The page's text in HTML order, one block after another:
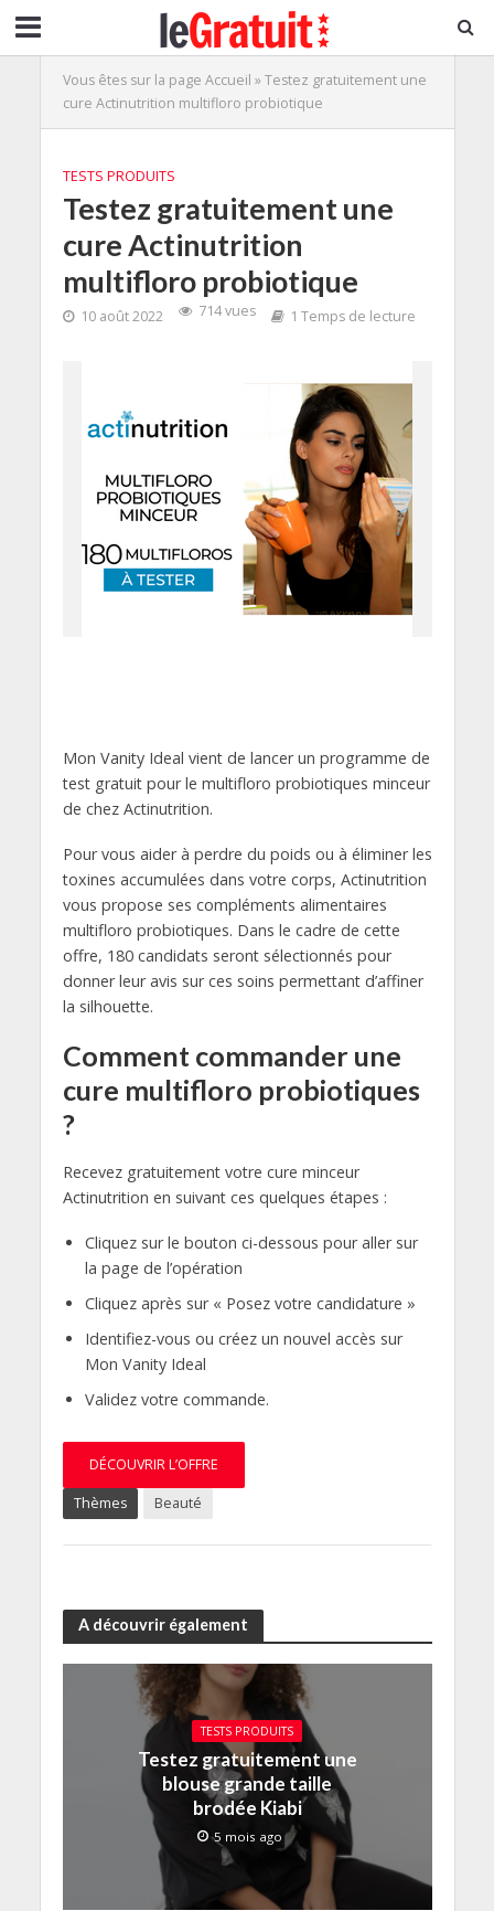
Vous êtes sur la page Accueil »Testez gratuitement une
cure Actinutrition multifloro probiotique
TESTS PRODUITS
Testez gratuitement une
cure Actinutrition
multifloro probiotique
10 août 2022 714 vues 1 Temps de lecture
Mon Vanity Ideal vient de lancer un programme de
test gratuit pour le multifloro probiotiques minceur
de chez Actinutrition.
Pour vous aider à perdre du poids ou à éliminer les
toxines accumulées dans votre corps, Actinutrition
vous propose ses compléments alimentaires
multifloro probiotiques. Dans le cadre de cette
offre, 180 candidats seront sélectionnés pour
donner leur avis sur ces soins permettant d’affiner
la silhouette.
Comment commander une
cure multifloro probiotiques
?
Recevez gratuitement votre cure minceur
Actinutrition en suivant ces quelques étapes :
Cliquez sur le bouton ci-dessous pour aller sur
la page de l’opération
Cliquez après sur « Posez votre candidature »
Identifiez-vous ou créez un nouvel accès sur
Mon Vanity Ideal
Validez votre commande.
DÉCOUVRIR L’OFFRE
Thèmes Beauté
A découvrir également
TESTS PRODUITS
Testez gratuitement une
blouse grande taille
brodée Kiabi
5 mois ago